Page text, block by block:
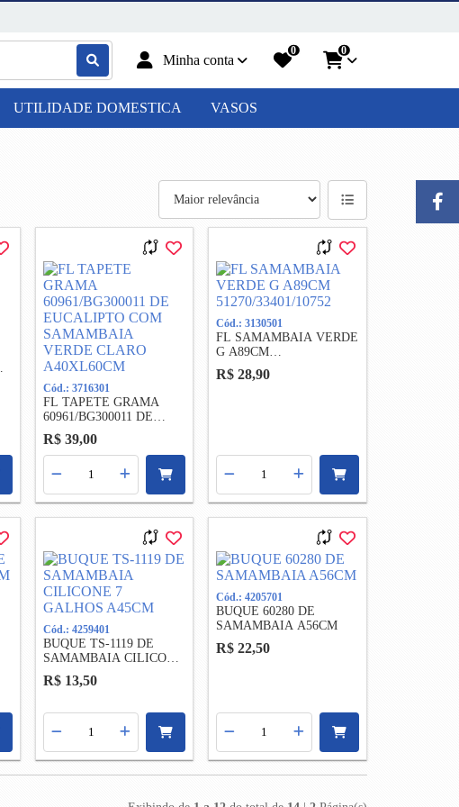
Minha conta
0 0
UTILIDADE DOMESTICA VASOS
Cód.: 3716301
FL TAPETE GRAMA
60961/BG300011 DE
EUCALIPTO COM
SAMAMBAIA VERDE
CLARO A40XL60CM
R$ 39,00
Cód.: 3130501
FL SAMAMBAIA VERDE
G A89CM
51270/33401/10752
R$ 28,90
Cód.: 4259401
BUQUE TS-1119 DE
SAMAMBAIA CILICONE
7 GALHOS A45CM
R$ 13,50
Cód.: 4205701
BUQUE 60280 DE
SAMAMBAIA A56CM
R$ 22,50